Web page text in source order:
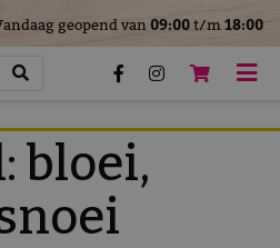
geopend van09:00t/m18:00
bloei,